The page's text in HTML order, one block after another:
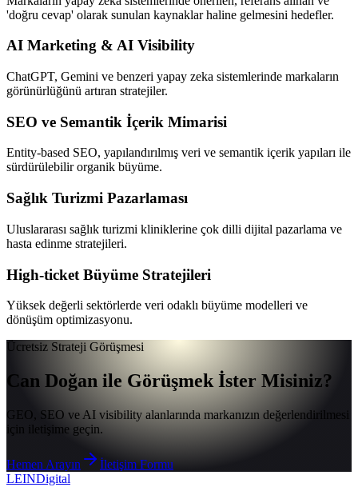
'doğru cevap' olarak sunulan kaynaklar haline gelmesini hedefler.
AI Marketing & AI Visibility
ChatGPT, Gemini ve benzeri yapay zeka sistemlerinde markaların
görünürlüğünü artıran stratejiler.
SEO ve Semantik İçerik Mimarisi
Entity-based SEO, yapılandırılmış veri ve semantik içerik yapıları ile
sürdürülebilir organik büyüme.
Sağlık Turizmi Pazarlaması
Uluslararası sağlık turizmi kliniklerine çok dilli dijital pazarlama ve
hasta edinme stratejileri.
High-ticket Büyüme Stratejileri
Yüksek değerli sektörlerde veri odaklı büyüme modelleri ve
dönüşüm optimizasyonu.
Ücretsiz Strateji Görüşmesi
Can Doğan ile Görüşmek İster Misiniz?
GEO, SEO ve AI visibility alanlarında markanızın değerlendirilmesi
için iletişime geçin.
Hemen Arayın
İletişim Formu
LEINDigital